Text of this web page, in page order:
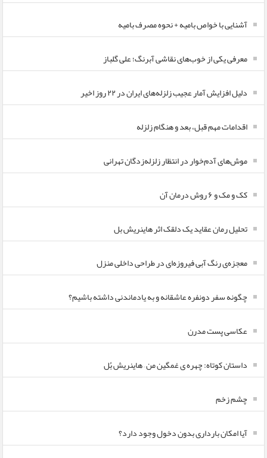
آشنایی با خواص بامیه + نحوه مصرف بامیه
معرفی یکی از خوب‌های نقاشی آبرنگ؛ علی گلباز
دلیل افزایش آمار عجیب زلزله‌های ایران در ۲۲ روز اخیر
اقدامات مهم قبل، بعد و هنگام زلزله
موش‌های آدم‌خوار در انتظار زلزله‌زدگان تهرانی
کک و مک و ۶ روش درمان آن
تحلیل رمان عقاید یک دلقک اثر هاینریش بل
معجزه‌ی رنگ آبی فیروزه‌ای در طراحی داخلی منزل
چگونه سفر دونفره عاشقانه و به یادماندنی داشته باشیم؟
عکاسی پست مدرن
داستان کوتاه: چهره ی غمگین من – هاینریش بُل
چشم زخم
آیا امکان بارداری بدون دخول وجود دارد؟